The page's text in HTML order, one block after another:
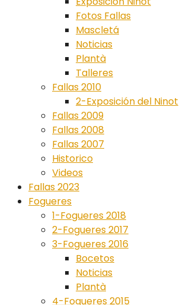
Fotos Fallas
Mascletá
Noticias
Plantà
Talleres
Fallas 2010
2-Exposición del Ninot
Fallas 2009
Fallas 2008
Fallas 2007
Historico
Videos
Fallas 2023
Fogueres
1-Fogueres 2018
2-Fogueres 2017
3-Fogueres 2016
Bocetos
Noticias
Plantà
4-Fogueres 2015